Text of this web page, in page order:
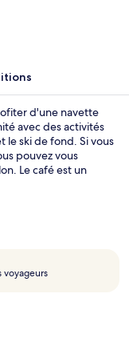
d'une navette
avec des activités
le ski de fond. Si vous
pouvez vous
Le café est un
autres voyageurs
voyageurs